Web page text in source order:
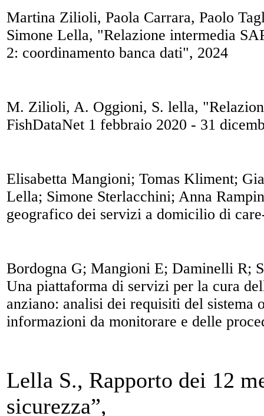
Martina Zilioli, Paola Carrara, Paolo
Simone Lella, "Relazione intermedia
2: coordinamento banca dati", 2024
M. Zilioli, A. Oggioni, S. lella,
FishDataNet 1 febbraio 2020 - 31
Elisabetta Mangioni; Tomas Kliment;
Lella; Simone Sterlacchini; Anna
geografico dei servizi a domicilio di
Bordogna G; Mangioni E; Daminelli R;
Una piattaforma di servizi per la cura
anziano: analisi dei requisiti del
informazioni da monitorare e delle
Lella S., Rapporto dei 12
sicurezza”,